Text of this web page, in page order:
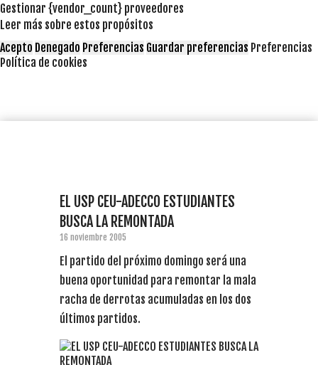
Gestionar {vendor_count} proveedores
Leer más sobre estos propósitos
Acepto Denegado Preferencias Guardar preferencias Preferencias
Política de cookies
EL USP CEU-ADECCO ESTUDIANTES
BUSCA LA REMONTADA
16 noviembre 2005
El partido del próximo domingo será una
buena oportunidad para remontar la mala
racha de derrotas acumuladas en los dos
últimos partidos.